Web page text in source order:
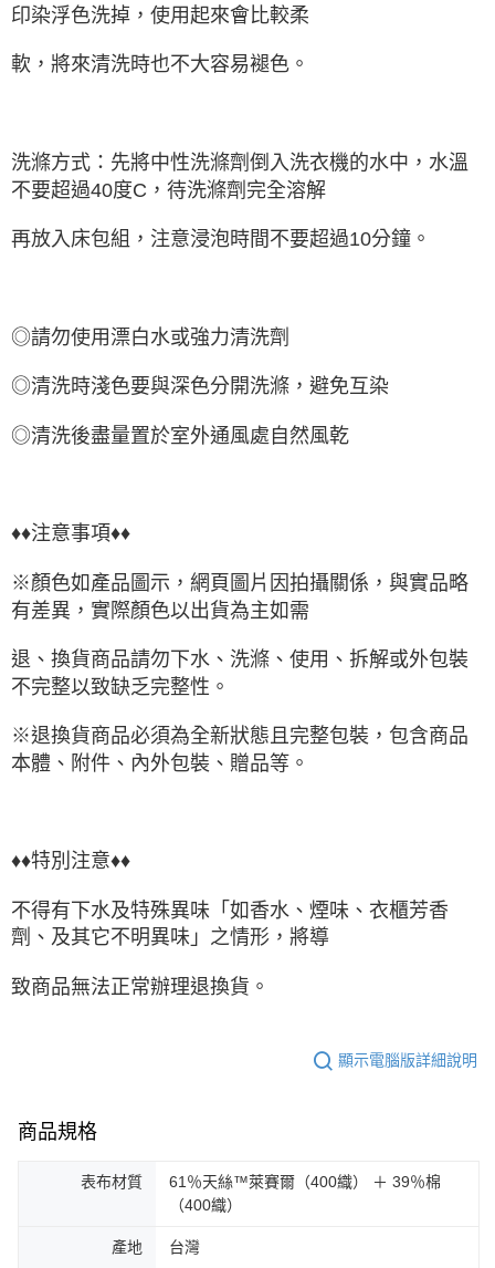
印染浮色洗掉，使用起來會比較柔
軟，將來清洗時也不大容易褪色。
洗滌方式：先將中性洗滌劑倒入洗衣機的水中，水溫
不要超過40度C，待洗滌劑完全溶解
再放入床包組，注意浸泡時間不要超過10分鐘。
◎請勿使用漂白水或強力清洗劑
◎清洗時淺色要與深色分開洗滌，避免互染
◎清洗後盡量置於室外通風處自然風乾
♦♦注意事項♦♦
※顏色如產品圖示，網頁圖片因拍攝關係，與實品略
有差異，實際顏色以出貨為主如需
退、換貨商品請勿下水、洗滌、使用、拆解或外包裝
不完整以致缺乏完整性。
※退換貨商品必須為全新狀態且完整包裝，包含商品
本體、附件、內外包裝、贈品等。
♦♦特別注意♦♦
不得有下水及特殊異味「如香水、煙味、衣櫃芳香
劑、及其它不明異味」之情形，將導
致商品無法正常辦理退換貨。
顯示電腦版詳細說明
商品規格
表布材質
61％天絲™萊賽爾（400織） ＋ 39％棉
（400織）
產地 台灣